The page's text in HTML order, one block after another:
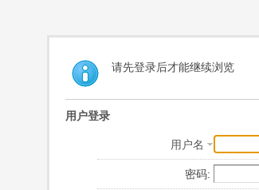
请先登录后才能继续浏览
用户登录
用户名
密码: